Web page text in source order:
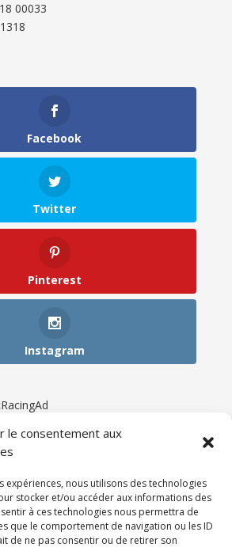
le consentement aux
expériences, nous utilisons des technologies
stocker et/ou accéder aux informations des
à ces technologies nous permettra de
que le comportement de navigation ou les ID
de ne pas consentir ou de retirer son
00033
Facebook
Twitter
Pinterest
Instagram